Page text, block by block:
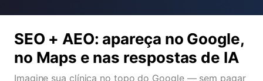
SEO + AEO: apareça no Google,
no Maps e nas respostas de IA
Imagine sua clínica no topo do Google — sem pagar